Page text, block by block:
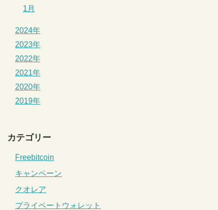
1月
2024年
2023年
2022年
2021年
2020年
2019年
カテゴリー
Freebitcoin
キャンペーン
クオレア
プライベートウォレット